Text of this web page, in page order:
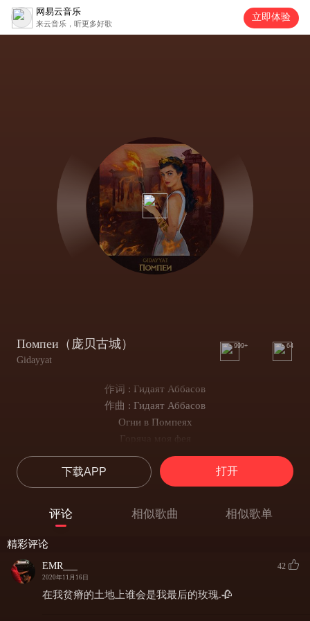
网易云音乐
来云音乐，听更多好歌
立即体验
Помпеи（庞贝古城）
Gidayyat
999+ 64
作词 : Гидаят Аббасов
作曲 : Гидаят Аббасов
Огни в Помпеях
Горяча моя фея
Потушить твое пламя любви
Я не посмею
Огни в Помпеях
Потушить твое пламя любви
Потушить твое пламя любви
下载APP 打开
评论 相似歌曲 相似歌单
精彩评论
EMR___
2020年11月16日
42
在我贫瘠的土地上谁会是我最后的玫瑰.🥀